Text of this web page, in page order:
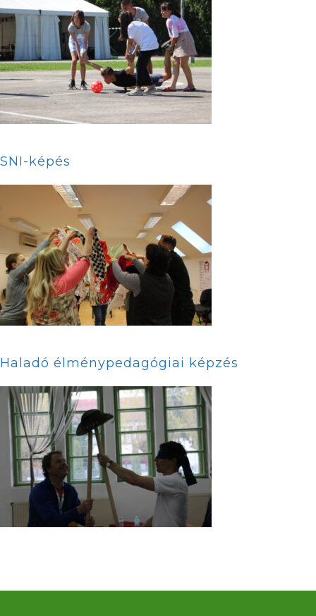
SNI-képés
Haladó élménypedagógiai képzés